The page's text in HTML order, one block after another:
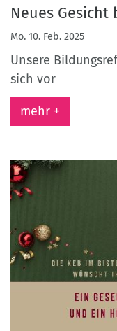
Neues Gesicht
Mo. 10. Feb. 2025
Unsere
sich vor
mehr +